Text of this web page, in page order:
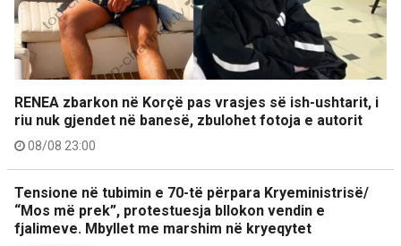
RENEA zbarkon në Korçë pas vrasjes së ish-ushtarit, i
riu nuk gjendet në banesë, zbulohet fotoja e autorit
08/08 23:00
Tensione në tubimin e 70-të përpara Kryeministrisë/
“Mos më prek”, protestuesja bllokon vendin e
fjalimeve. Mbyllet me marshim në kryeqytet